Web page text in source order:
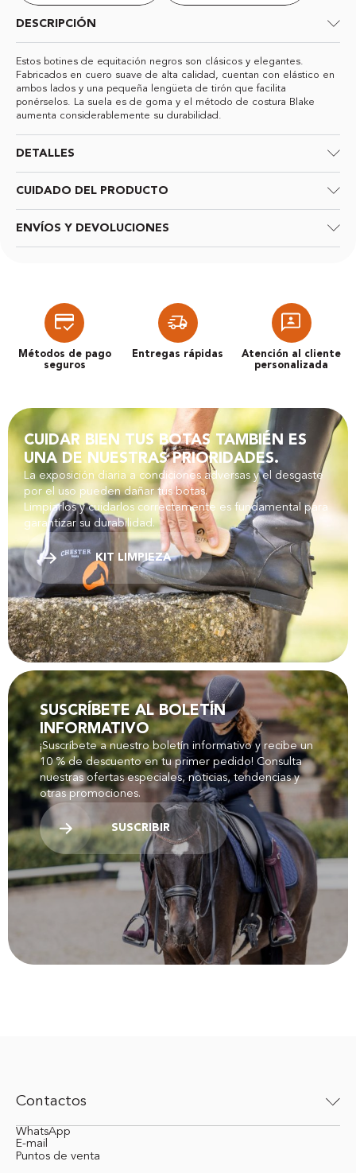
DESCRIPCIÓN
Estos botines de equitación negros son clásicos y elegantes.
Fabricados en cuero suave de alta calidad, cuentan con elástico en
ambos lados y una pequeña lengüeta de tirón que facilita
ponérselos. La suela es de goma y el método de costura Blake
aumenta considerablemente su durabilidad.
DETALLES
CUIDADO DEL PRODUCTO
ENVÍOS Y DEVOLUCIONES
Métodos de pago
seguros
Entregas rápidas
Atención al cliente
personalizada
CUIDAR BIEN TUS BOTAS TAMBIÉN ES
UNA DE NUESTRAS PRIORIDADES.
La exposición diaria a condiciones adversas y el desgaste
por el uso pueden dañar tus botas.
Limpiarlos y cuidarlos correctamente es fundamental para
garantizar su durabilidad.
KIT LIMPIEZA
SUSCRÍBETE AL BOLETÍN
INFORMATIVO
¡Suscríbete a nuestro boletín informativo y recibe un
10 % de descuento en tu primer pedido! Consulta
nuestras ofertas especiales, noticias, tendencias y
otras promociones.
SUSCRIBIR
Contactos
WhatsApp
E-mail
Puntos de venta